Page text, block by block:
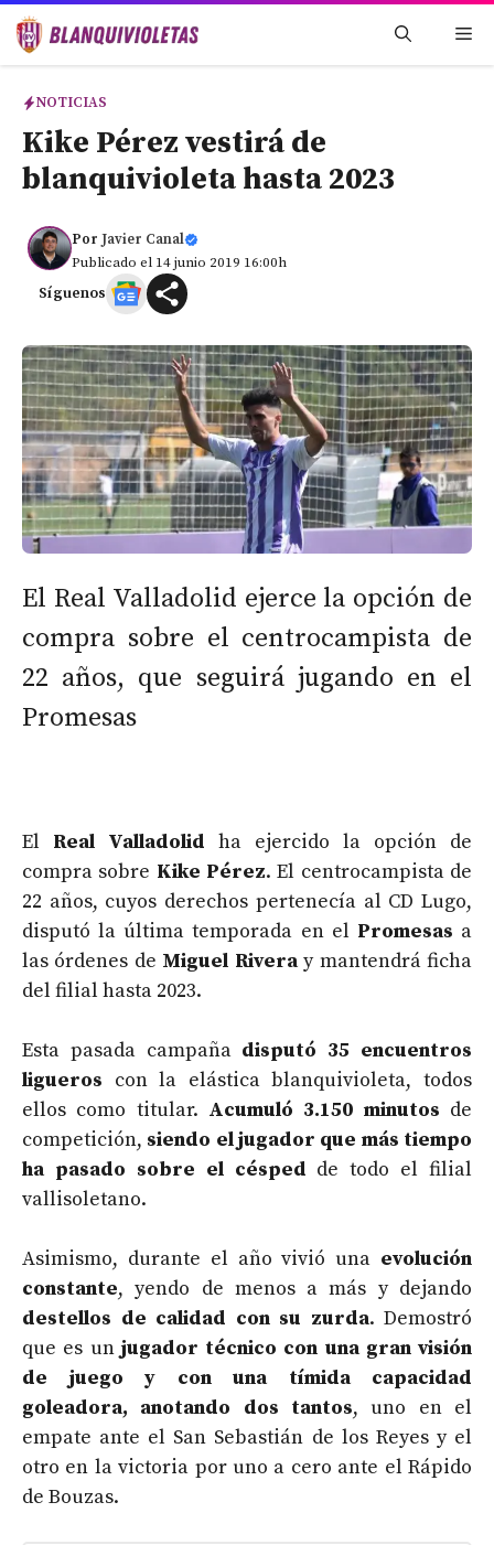
Saltar
NOTICIAS
Kike Pérez vestirá de
blanquivioleta hasta 2023
Por Javier Canal
Publicado el 14 junio 2019 16:00h
Síguenos
El Real Valladolid ejerce la opción de
compra sobre el centrocampista de
22 años, que seguirá jugando en el
Promesas
El Real Valladolid ha ejercido la opción de
compra sobre Kike Pérez. El centrocampista de
22 años, cuyos derechos pertenecía al CD Lugo,
disputó la última temporada en el Promesas a
las órdenes de Miguel Riveray mantendrá ficha
del filial hasta 2023.
Esta pasada campaña disputó 35 encuentros
ligueros con la elástica blanquivioleta, todos
ellos como titular. Acumuló 3.150 minutos de
competición, siendo el jugador que más tiempo
ha pasado sobre el césped de todo el filial
vallisoletano.
Asimismo, durante el año vivió una evolución
constante, yendo de menos a más y dejando
destellos de calidad con su zurda. Demostró
que es un jugador técnico con una gran visión
de juego y con una tímida capacidad
goleadora, anotando dos tantos, uno en el
empate ante el San Sebastián de los Reyes y el
otro en la victoria por uno a cero ante el Rápido
de Bouzas.